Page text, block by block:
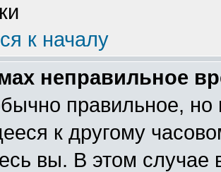
к началу
неправильное
правильное,
к другому
вы. В этом